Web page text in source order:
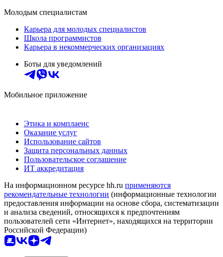
Молодым специалистам
Карьера для молодых специалистов
Школа программистов
Карьера в некоммерческих организациях
Боты для уведомлений
Мобильное приложение
Этика и комплаенс
Оказание услуг
Использование сайтов
Защита персональных данных
Пользовательское соглашение
ИТ аккредитация
На информационном ресурсе hh.ru применяются
рекомендательные технологии (информационные технологии
предоставления информации на основе сбора, систематизации
и анализа сведений, относящихся к предпочтениям
пользователей сети «Интернет», находящихся на территории
Российской Федерации)